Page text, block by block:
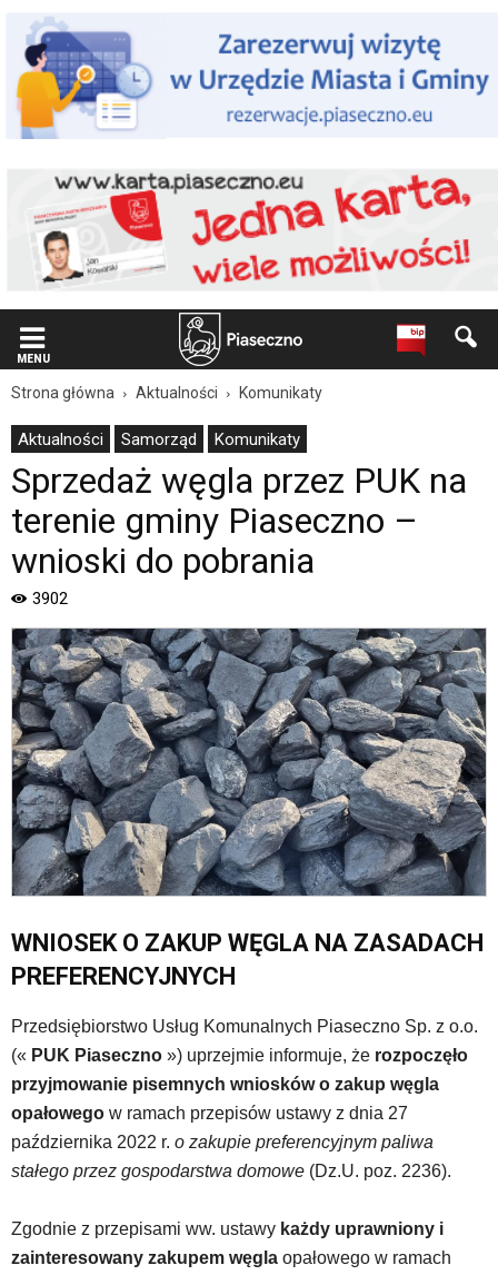
użytkowników
czytników
ekranowych Znajdujesz
się
podstronie
węgla
przez
terenie
gminy
Piaseczno
do
pobrania
Oficjalna
strona
Gminy
Strona
jest
wyposażona
menu
skiplinks
pozwalające
szybko
przechodzić
do
treści,
które
się
bezpośrednio
tą
wiadomością.
Strona
nie
została
wyposażona
dedykowane
klawiaturowe,
zatem
MENU
Strona główna Aktualności Komunikaty
Aktualności Samorząd Komunikaty
Sprzedaż węgla przez PUK na
terenie gminy Piaseczno –
wnioski do pobrania
3902
WNIOSEK O ZAKUP WĘGLA NA ZASADACH
PREFERENCYJNYCH
Przedsiębiorstwo Usług Komunalnych Piaseczno Sp. z o.o.
(« PUK Piaseczno ») uprzejmie informuje, że rozpoczęło
przyjmowanie pisemnych wniosków o zakup węgla
opałowego w ramach przepisów ustawy z dnia 27
października 2022 r. o zakupie preferencyjnym paliwa
stałego przez gospodarstwa domowe (Dz.U. poz. 2236).
Zgodnie z przepisami ww. ustawy każdy uprawniony i
zainteresowany zakupem węgla opałowego w ramach